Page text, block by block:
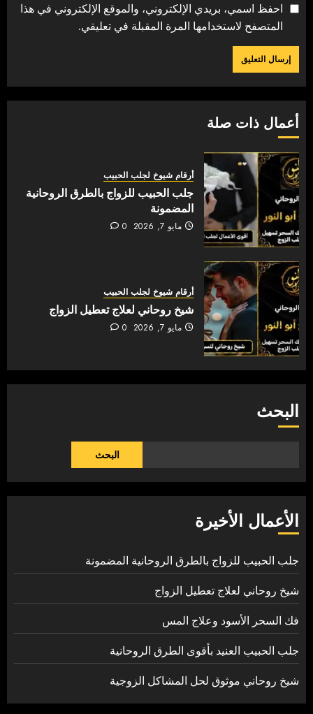
احفظ اسمي، بريدي الإلكتروني، والموقع الإلكتروني في هذا
المتصفح لاستخدامها المرة المقبلة في تعليقي.
أعمال ذات صلة
أرقام شيوخ لجلب الحبيب
جلب الحبيب للزواج بالطرق الروحانية
المضمونة
مايو 7, 2026 0
أرقام شيوخ لجلب الحبيب
شيخ روحاني لعلاج تعطيل الزواج
مايو 7, 2026 0
البحث
البحث
الأعمال الأخيرة
جلب الحبيب للزواج بالطرق الروحانية المضمونة
شيخ روحاني لعلاج تعطيل الزواج
فك السحر الأسود وعلاج المس
جلب الحبيب العنيد بأقوى الطرق الروحانية
شيخ روحاني موثوق لحل المشاكل الزوجية